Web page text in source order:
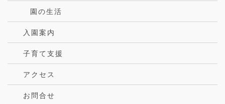
園の生活
入園案内
子育て支援
アクセス
お問合せ